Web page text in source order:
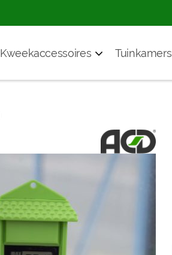
Kweekaccessoires Tuinkamers